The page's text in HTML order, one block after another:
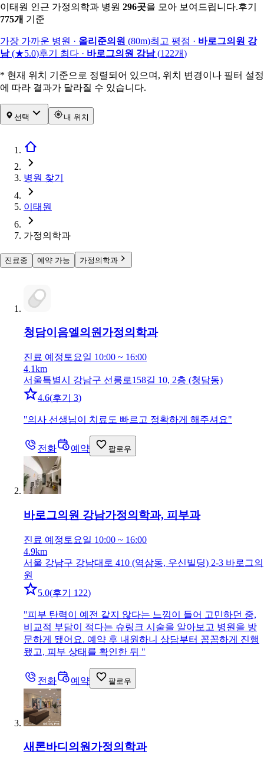
이태원 인근 가정의학과 병원 296곳을 모아 보여드립니다.후기
775개 기준
가장 가까운 병원 · 올리준의원 (80m)최고 평점 · 바로그의원 강
남(★5.0)후기 최다 · 바로그의원 강남(122개)
* 현재 위치 기준으로 정렬되어 있으며, 위치 변경이나 필터 설정
에 따라 결과가 달라질 수 있습니다.
선택 내 위치
병원 찾기
이태원
가정의학과
진료중 예약 가능 가정의학과
청담이음엘의원가정의학과
진료 예정 토요일 10:00 ~ 16:00
4.1km
서울특별시 강남구 선릉로158길 10, 2층 (청담동)
4.6(후기 3)
"의사 선생님이 치료도 빠르고 정확하게 해주셔요"
전화 예약 팔로우
바로그의원 강남가정의학과, 피부과
진료 예정 토요일 10:00 ~ 16:00
4.9km
서울 강남구 강남대로 410 (역삼동, 우신빌딩) 2-3 바로그의
원
5.0(후기 122)
"피부 탄력이 예전 같지 않다는 느낌이 들어 고민하던 중,
비교적 부담이 적다는 슈링크 시술을 알아보고 병원을 방
문하게 됐어요. 예약 후 내원하니 상담부터 꼼꼼하게 진행
됐고, 피부 상태를 확인한 뒤 "
전화 예약 팔로우
새론바디의원가정의학과